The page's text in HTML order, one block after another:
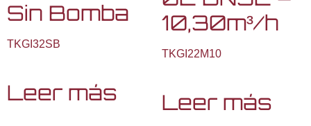
Sin Bomba
TKGI32SB
Leer más
10,30m³/h
TKGI22M10
Leer más